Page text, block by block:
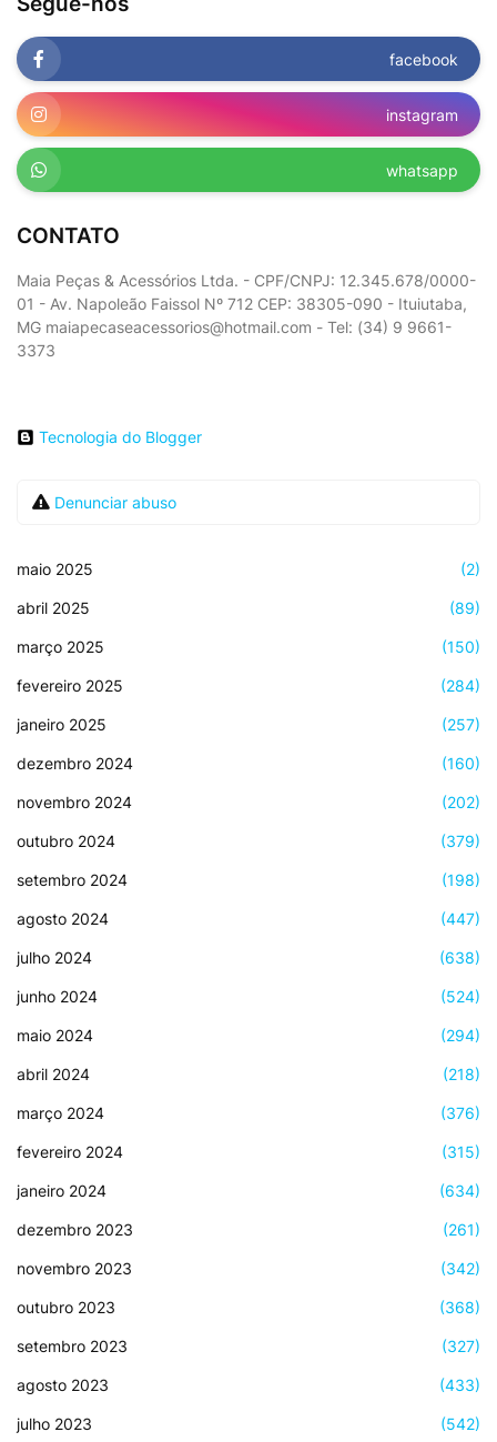
facebook
instagram
whatsapp
CONTATO
Maia Peças & Acessórios Ltda. - CPF/CNPJ: 12.345.678/0000-
01 - Av. Napoleão Faissol Nº 712 CEP: 38305-090 - Ituiutaba,
MG maiapecaseacessorios@hotmail.com - Tel: (34) 9 9661-
3373
Tecnologia do Blogger
Denunciar abuso
maio 2025 (2)
abril 2025 (89)
março 2025 (150)
fevereiro 2025 (284)
janeiro 2025 (257)
dezembro 2024 (160)
novembro 2024 (202)
outubro 2024 (379)
setembro 2024 (198)
agosto 2024 (447)
julho 2024 (638)
junho 2024 (524)
maio 2024 (294)
abril 2024 (218)
março 2024 (376)
fevereiro 2024 (315)
janeiro 2024 (634)
dezembro 2023 (261)
novembro 2023 (342)
outubro 2023 (368)
setembro 2023 (327)
agosto 2023 (433)
julho 2023 (542)